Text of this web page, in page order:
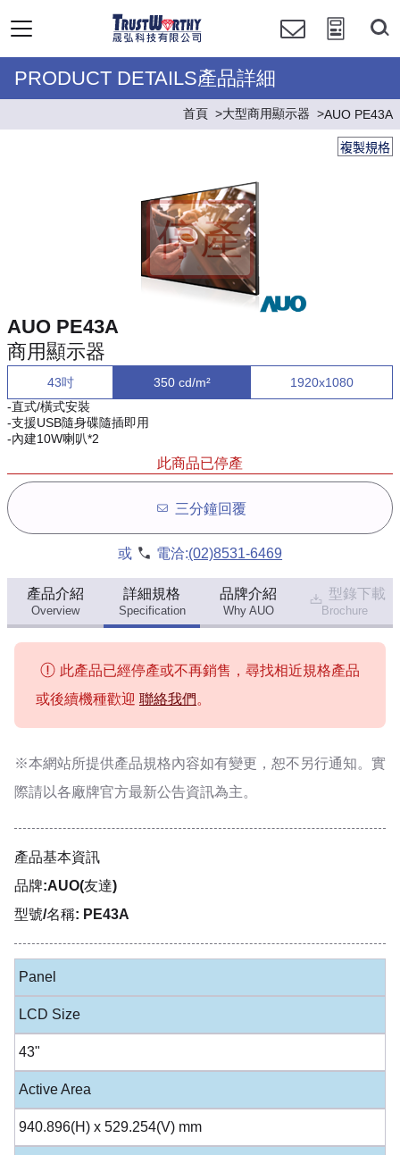
PRODUCT DETAILS產品詳細
首頁 大型商用顯示器 AUO PE43A
複製規格
AUO PE43A
商用顯示器
43吋 350 cd/m²
1920x1080
-直式/橫式安裝
-支援USB隨身碟隨插即用
-內建10W喇叭*2
此商品已停產
三分鐘回覆
或 電洽:(02)8531-6469
產品介紹
Overview
詳細規格
Specification
品牌介紹
Why AUO
型錄下載
Brochure
此產品已經停產或不再銷售，尋找相近規格產品
或後續機種歡迎 聯絡我們 。
※本網站所提供產品規格內容如有變更，恕不另行通知。實
際請以各廠牌官方最新公告資訊為主。
產品基本資訊
品牌:AUO(友達)
型號/名稱: PE43A
Panel
LCD Size
43"
Active Area
940.896(H) x 529.254(V) mm